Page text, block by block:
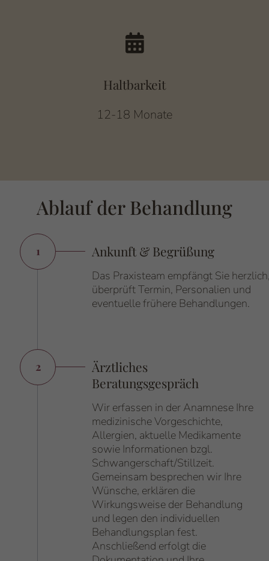
Haltbarkeit
12-18 Monate
Einleitung
Ablauf der Behandlung
Nummer:
1 Ankunft & Begrüßung
Das Praxisteam empfängt Sie
überprüft Termin, Personalien und
eventuelle frühere Behandlungen.
Nummer:
2
Ärztliches
Beratungsgespräch
Wir erfassen in der Anamnese Ihre
medizinische Vorgeschichte,
Allergien, aktuelle Medikamente
sowie Informationen bzgl.
Schwangerschaft/Stillzeit.
Gemeinsam besprechen wir Ihre
Wünsche, erklären die
Wirkungsweise der Behandlung
und legen den individuellen
Behandlungsplan fest.
Anschließend erfolgt die